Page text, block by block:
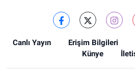
Canlı Yayın Erişim Bilgileri
Künye